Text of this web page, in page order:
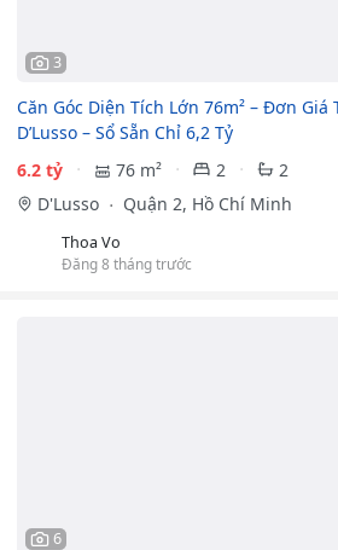
3
Căn Góc Diện Tích Lớn 76m² – Đơn
D’Lusso – Sổ Sẵn Chỉ 6,2 Tỷ
6.2 tỷ
76 m² 2
2
D'Lusso
Quận 2, Hồ Chí Minh
Thoa Vo
Đăng 8 tháng trước
6